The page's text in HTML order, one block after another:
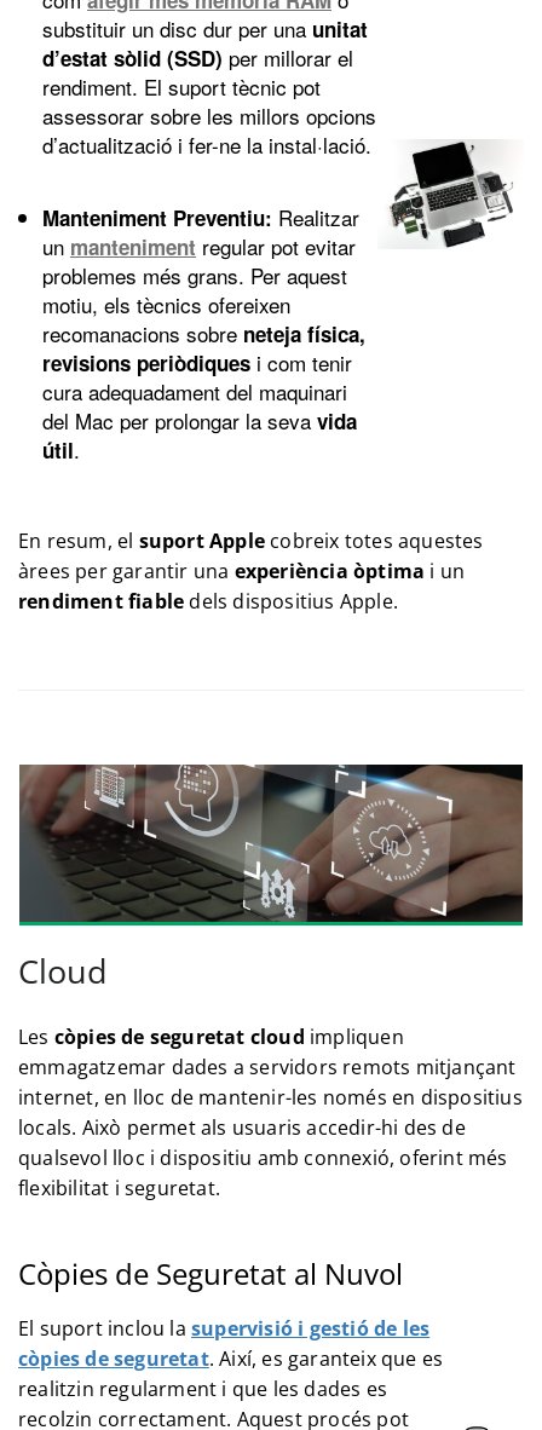
substituir un disc dur per una unitat
d’estat sòlid (SSD) per millorar el
rendiment. El suport tècnic pot
assessorar sobre les millors opcions
d’actualització i fer-ne la instal·lació.
Manteniment Preventiu: Realitzar
un manteniment regular pot evitar
problemes més grans. Per aquest
motiu, els tècnics ofereixen
recomanacions sobre neteja física,
revisions periòdiques i com tenir
cura adequadament del maquinari
del Mac per prolongar la seva vida
útil.
En resum, el suport Apple cobreix totes aquestes
àrees per garantir una experiència òptima i un
rendiment fiabledels dispositius Apple.
Cloud
Les còpies de seguretat cloud impliquen
emmagatzemar dades a servidors remots mitjançant
internet, en lloc de mantenir-les només en dispositius
locals. Això permet als usuaris accedir-hi des de
qualsevol lloc i dispositiu amb connexió, oferint més
flexibilitat i seguretat.
Còpies de Seguretat al Nuvol
El suport inclou la supervisió i gestió de les
còpies de seguretat. Així, es garanteix que es
realitzin regularment i que les dades es
recolzin correctament. Aquest procés pot